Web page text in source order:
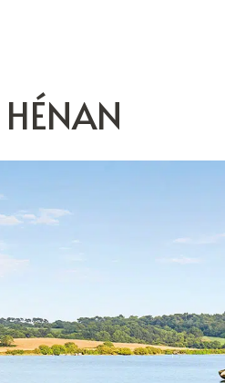
HÉNAN